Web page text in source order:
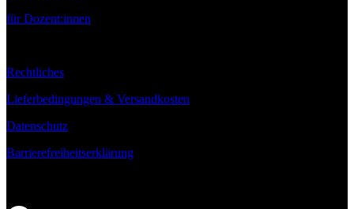
für Dozent:innen
Rechtliches
Lieferbedingungen & Versandkosten
Datenschutz
Barrierefreiheitserklärung